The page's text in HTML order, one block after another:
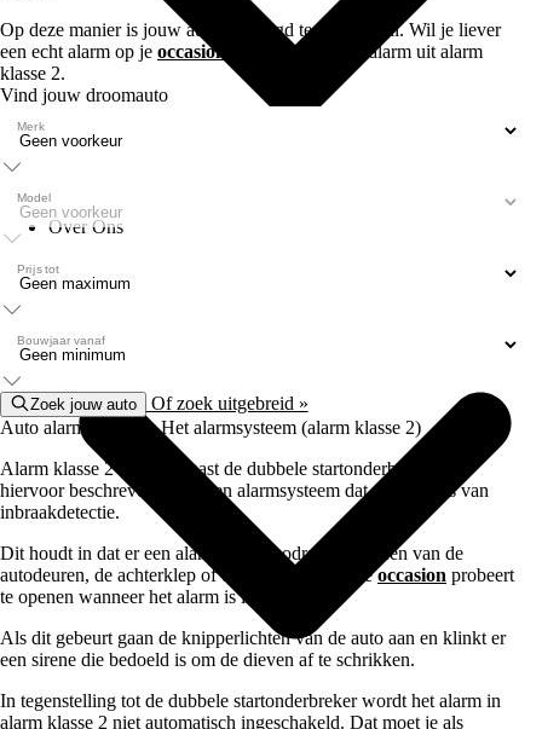
Over Ons
Op deze manier is jouw auto beveiligd tegen diefstal. Wil je liever
een echt alarm op je occasion
? Dat kan met een alarm uit alarm
klasse 2.
Vind jouw droomauto
Merk
Model
Prijs tot
Bouwjaar vanaf
Zoek jouw auto
Of zoek uitgebreid »
Auto alarm klasse 2: Het alarmsysteem (alarm klasse 2)
Alarm klasse 2 bestaat, naast de dubbele startonderbreker die
hiervoor beschreven is, uit een alarmsysteem dat voorzien is van
inbraakdetectie.
Dit houdt in dat er een alarm afgaat zodra iemand één van de
autodeuren, de achterklep of de motorkap van deoccasion probeert
te openen wanneer het alarm is ingeschakeld.
Als dit gebeurt gaan de knipperlichten van de auto aan en klinkt er
een sirene die bedoeld is om de dieven af te schrikken.
In tegenstelling tot de dubbele startonderbreker wordt het alarm in
alarm klasse 2 niet automatisch ingeschakeld. Dat moet je als